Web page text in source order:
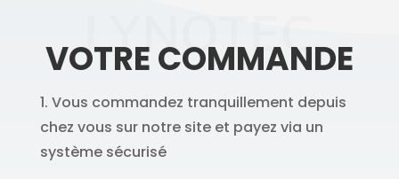
LYNOTEC
VOTRE COMMANDE
1. Vous commandez tranquillement depuis
chez vous sur notre site et payez via un
système sécurisé